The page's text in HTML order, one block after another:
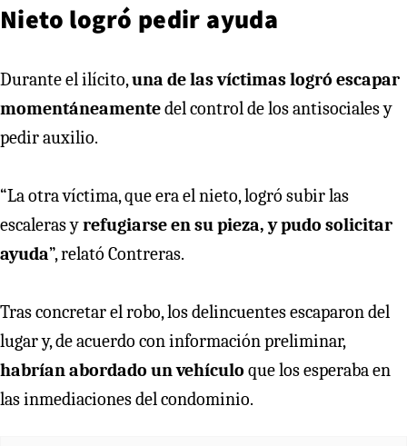
Nieto logró pedir ayuda
Durante el ilícito,una de las víctimas logró escapar
momentáneamentedel control de los antisociales y
pedir auxilio.
“La otra víctima, que era el nieto, logró subir las
escaleras yrefugiarse en su pieza, y pudo solicitar
ayuda”, relató Contreras.
Tras concretar el robo, los delincuentes escaparon del
lugar y, de acuerdo con información preliminar,
habrían abordado un vehículo que los esperaba en
las inmediaciones del condominio.